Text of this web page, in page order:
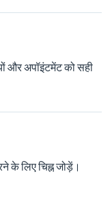
और अपॉइंटमेंट को सही
के लिए चिह्न जोड़ें।